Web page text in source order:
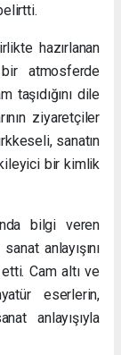
hazırlanan
bir atmosferde
taşıdığını dile
ziyaretçiler
sanatın
bir kimlik
bilgi veren
anlayışını
Cam altı ve
eserlerin,
anlayışıyla